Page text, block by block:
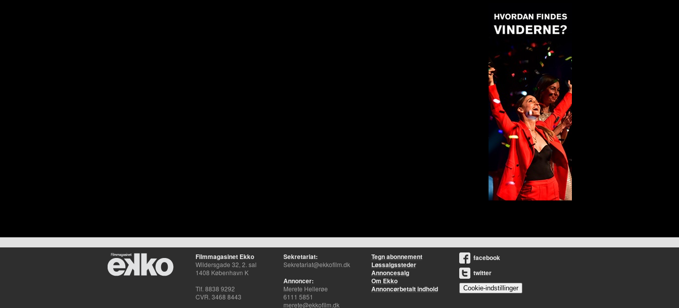
Filmmagasinet Ekko
Wildersgade 32, 2. sal
1408 København K
Tlf. 8838 9292
CVR. 3468 8443
Sekretariat:
Sekretariat@ekkofilm.dk
Annoncer:
Merete Hellerøe
6111 5851
merete@ekkofilm.dk
Tegn abonnement
Løssalgssteder
Annoncesalg
Om Ekko
Annoncørbetalt indhold
facebook
twitter
Cookie-indstillinger